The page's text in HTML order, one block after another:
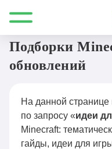
Все для Minecraft
Подборки
обновлений
На данной
по запросу «идеи
Minecraft:
гайды, идеи для